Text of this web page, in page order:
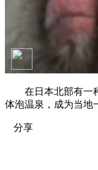
在日本北部有一种
体泡温泉，成为当地
分享